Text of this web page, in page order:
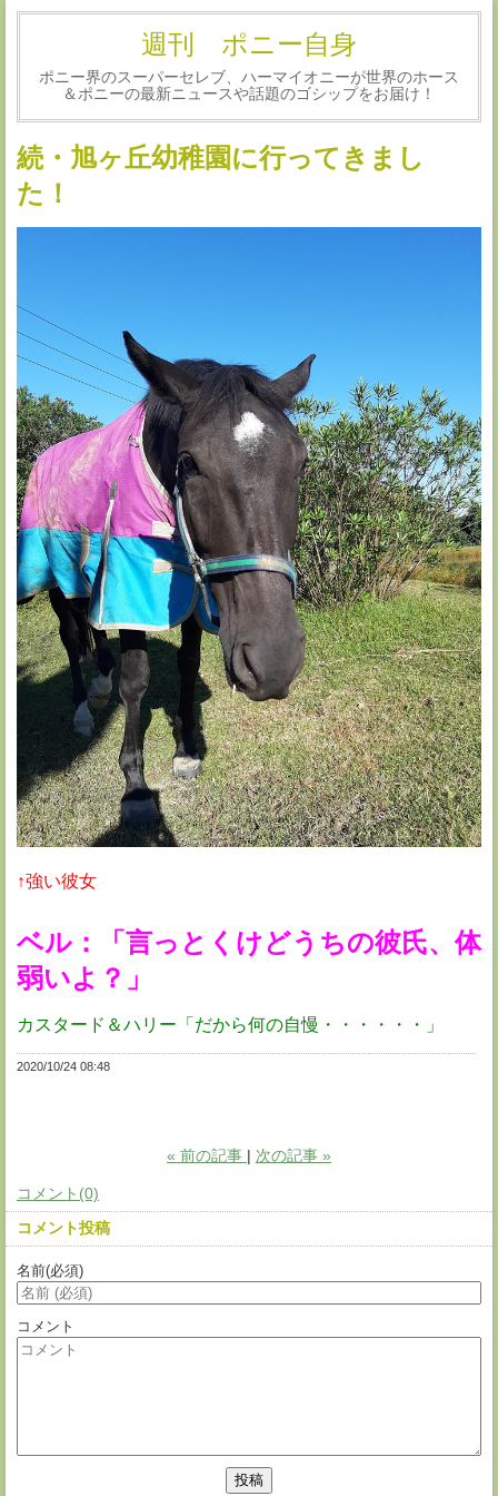
週刊 ポニー自身
ポニー界のスーパーセレブ、ハーマイオニーが世界のホース
＆ポニーの最新ニュースや話題のゴシップをお届け！
続・旭ヶ丘幼稚園に行ってきまし
た！
↑強い彼女
ベル：「言っとくけどうちの彼氏、体
弱いよ？」
カスタード＆ハリー「だから何の自慢・・・・・・」
2020/10/24 08:48
« 前の記事 次の記事 »
コメント(0)
コメント投稿
名前(必須)
コメント